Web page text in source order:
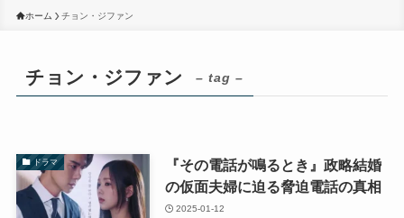
ホーム チョン・ジファン
チョン・ジファン – tag –
ドラマ
『その電話が鳴るとき』政略結婚
の仮面夫婦に迫る脅迫電話の真相
2025-01-12